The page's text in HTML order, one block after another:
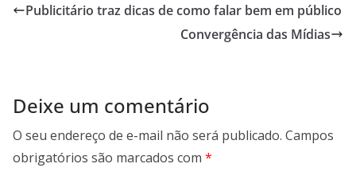
Publicitário traz dicas de como falar bem em público
Convergência das Mídias
Deixe um comentário
O seu endereço de e-mail não será publicado. Campos
obrigatórios são marcados com *